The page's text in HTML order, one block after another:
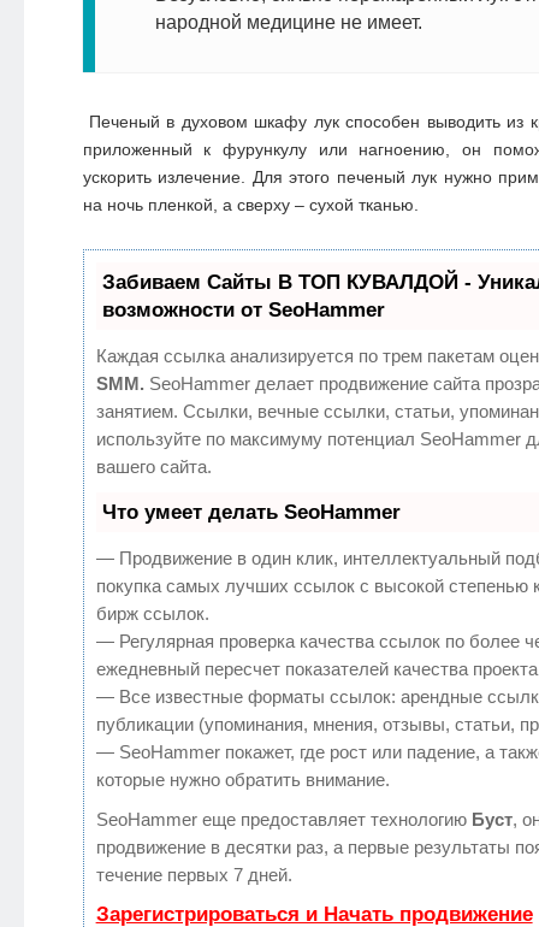
народной медицине не имеет.
Печеный в духовом шкафу лук способен выводить из
приложенный к фурункулу или нагноению, он
ускорить излечение. Для этого печеный лук нужно
на ночь пленкой, а сверху – сухой тканью.
Забиваем Сайты В ТОП КУВАЛДОЙ -
возможности от SeoHammer
Каждая ссылка анализируется по трем пакетам
SMM. SeoHammer делает продвижение сайта
занятием. Ссылки, вечные ссылки, статьи,
используйте по максимуму потенциал SeoHammer
вашего сайта.
Что умеет делать SeoHammer
— Продвижение в один клик, интеллектуальный
покупка самых лучших ссылок с высокой степенью
бирж ссылок.
— Регулярная проверка качества ссылок по более
ежедневный пересчет показателей качества
— Все известные форматы ссылок: арендные
публикации (упоминания, мнения, отзывы, статьи,
— SeoHammer покажет, где рост или падение, а
которые нужно обратить внимание.
SeoHammer еще предоставляет технологию Буст,
продвижение в десятки раз, а первые результаты
течение первых 7 дней.
Зарегистрироваться и Начать продвижение